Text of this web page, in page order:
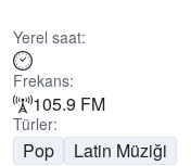
Yerel saat:
Frekans:
105.9 FM
Türler:
Pop Latin Müziği